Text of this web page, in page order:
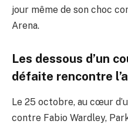
jour même de son choc
Arena.
Les dessous d’un
défaite rencontre
Le 25 octobre, au cœur
contre Fabio Wardley,